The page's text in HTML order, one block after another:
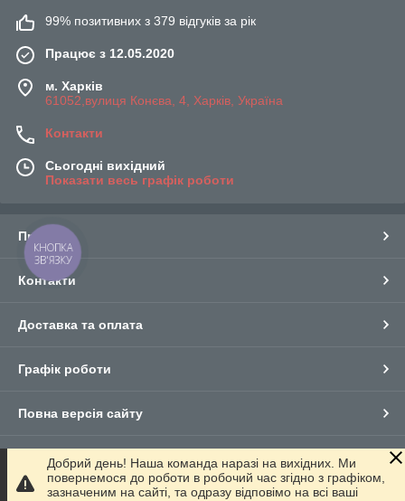
99% позитивних з 379 відгуків за рік
Працює з 12.05.2020
м. Харків
61052,вулиця Конєва, 4, Харків, Україна
Контакти
Сьогодні вихідний
Показати весь графік роботи
Про нас
Контакти
Доставка та оплата
Графік роботи
Повна версія сайту
Сайт створено на маркетплейсі Prom.ua
Добрий день! Наша команда наразі на вихідних. Ми
повернемося до роботи в робочий час згідно з графіком,
зазначеним на сайті, та одразу відповімо на всі ваші
КНОПКА
ЗВ'ЯЗКУ